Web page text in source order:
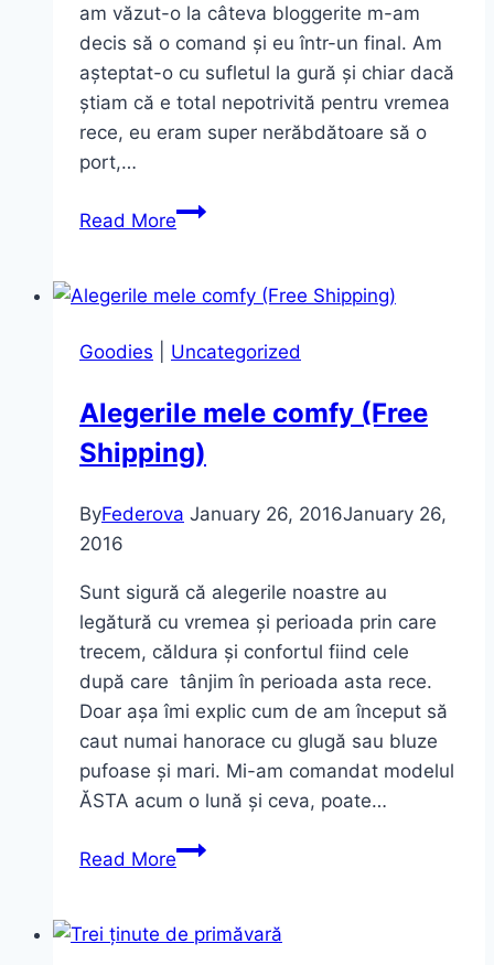
am văzut-o la câteva bloggerite m-am
decis să o comand și eu într-un final. Am
așteptat-o cu sufletul la gură și chiar dacă
știam că e total nepotrivită pentru vremea
rece, eu eram super nerăbdătoare să o
port,…
Read MoreFustă
(Winter
Skirt)
Goodies Uncategorized
Alegerile mele comfy (Free
Shipping)
ByFederova January 26, 2016January 26,
2016
Sunt sigură că alegerile noastre au
legătură cu vremea și perioada prin care
trecem, căldura și confortul fiind cele
după care tânjim în perioada asta rece.
Doar așa îmi explic cum de am început să
caut numai hanorace cu glugă sau bluze
pufoase și mari. Mi-am comandat modelul
ĂSTA acum o lună și ceva, poate…
Read MoreAlegerile
(Free